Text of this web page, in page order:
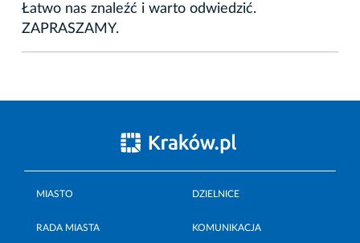
Łatwo nas znaleźć i warto odwiedzić.
ZAPRASZAMY.
MIASTO DZIELNICE
RADA MIASTA KOMUNIKACJA